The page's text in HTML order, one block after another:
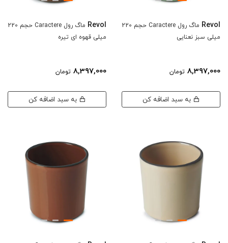
Revol
ماگ رول Caractere حجم 220
میلی سبز نعنایی
8,397,000 تومان
Revol
ماگ رول Caractere حجم 220
میلی قهوه ای تیره
8,397,000 تومان